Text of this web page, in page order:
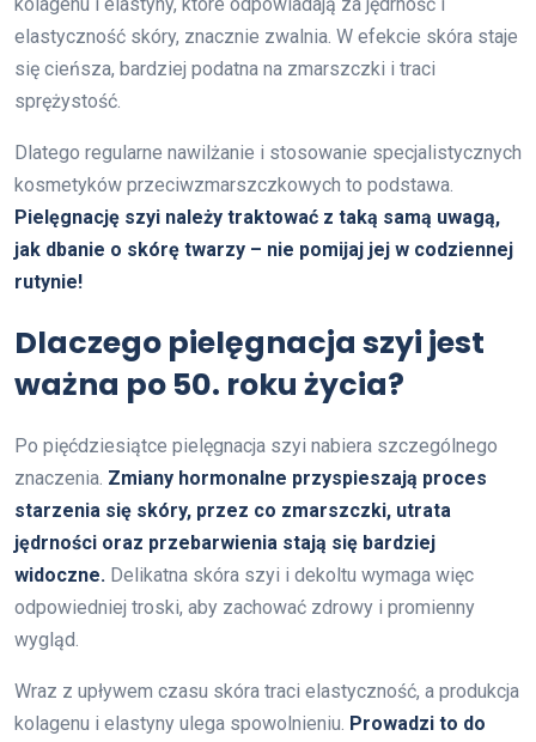
elastyczność skóry, znacznie zwalnia. W efekcie skóra staje
się cieńsza, bardziej podatna na zmarszczki i traci
sprężystość.
Dlatego regularne nawilżanie i stosowanie specjalistycznych
kosmetyków przeciwzmarszczkowych to podstawa.
Pielęgnację szyi należy traktować z taką samą uwagą,
jak dbanie o skórę twarzy – nie pomijaj jej w codziennej
rutynie!
Dlaczego pielęgnacja szyi jest
ważna po 50. roku życia?
Po pięćdziesiątce pielęgnacja szyi nabiera szczególnego
znaczenia. Zmiany hormonalne przyspieszają proces
starzenia się skóry, przez co zmarszczki, utrata
jędrności oraz przebarwienia stają się bardziej
widoczne. Delikatna skóra szyi i dekoltu wymaga więc
odpowiedniej troski, aby zachować zdrowy i promienny
wygląd.
Wraz z upływem czasu skóra traci elastyczność, a produkcja
kolagenu i elastyny ulega spowolnieniu. Prowadzi to do